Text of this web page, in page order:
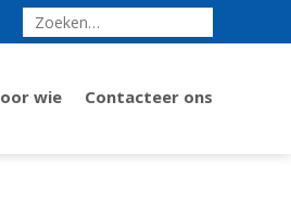
Voor wie Contacteer ons